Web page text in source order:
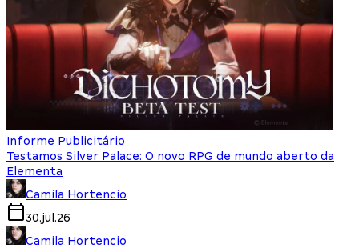
Informe Publicitário
Testamos Silver Palace: O novo RPG de mundo aberto da
Elementa
Camila Hortencio
30.jul.26
Camila Hortencio